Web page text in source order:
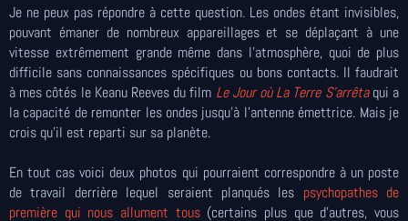
Je ne peux pas répondre à cette question. Les ondes étant invisibles,
pouvant émaner de nombreux appareillages et se déplaçant à une
vitesse extrêmement grande même dans l’atmosphère, quoi de plus
difficile sans connaissances spécifiques ou bons contacts. Il faudrait
à mes côtés le Keanu Reeves du film Le Jour où La Terre S’arrêtaqui a
la capacité de remonter les ondes jusqu’à l’antenne émettrice. Mais je
crois qu’il est reparti sur sa planète.
En tout cas voici deux photos qui pourraient correspondre à un poste
de travail derrière lequel seraient planqués les psychopathes de
première qui nous allument tous(certains plus que d'autres, vous